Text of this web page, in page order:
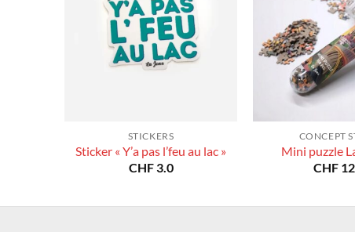
STICKERS
Sticker « Y’a pas l’feu au lac »
CHF3.0
CONCEPT
Mini puzzle
CHF